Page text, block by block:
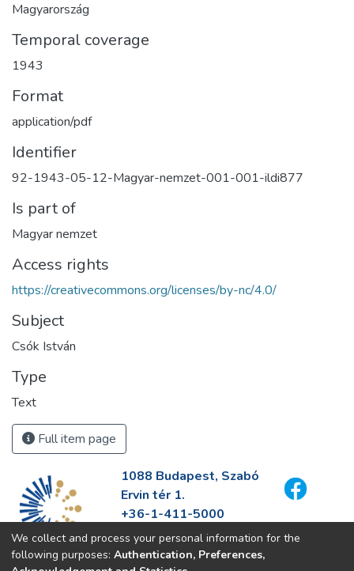
Magyarország
Temporal coverage
1943
Format
application/pdf
Identifier
92-1943-05-12-Magyar-nemzet-001-001-ildi877
Is part of
Magyar nemzet
Access rights
https://creativecommons.org/licenses/by-nc/4.0/
Subject
Csók István
Type
Text
Full item page
1088 Budapest, Szabó
Ervin tér 1.
+36-1-411-5000
info@fszek.hu
https://fszek.hu
We collect and process your personal information for the
following purposes: Authentication, Preferences,